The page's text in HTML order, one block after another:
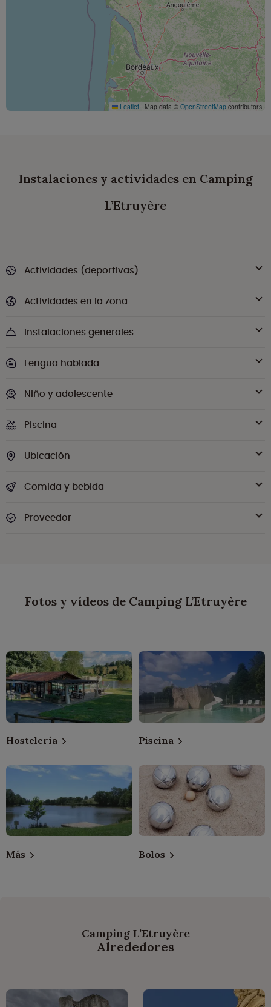
Leaflet | Map data © OpenStreetMap contributors
Instalaciones y actividades en Camping
L’Etruyère
Actividades (deportivas)
Actividades en la zona
Instalaciones generales
Lengua hablada
Niño y adolescente
Piscina
Ubicación
Comida y bebida
Proveedor
Fotos y vídeos de Camping L’Etruyère
Hostelería Piscina
Más Bolos
Camping L’Etruyère
Alrededores